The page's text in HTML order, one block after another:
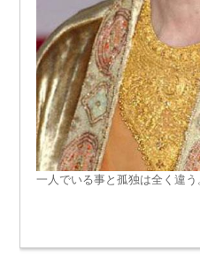
一人でいる事と孤独は全く違う